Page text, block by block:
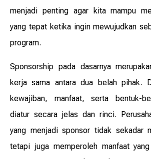
menjadi penting agar kita mampu
yang tepat ketika ingin mewujudkan
program.
Sponsorship pada dasarnya
kerja sama antara dua belah pihak.
kewajiban, manfaat, serta bentuk-
diatur secara jelas dan rinci.
yang menjadi sponsor tidak sekadar
tetapi juga memperoleh manfaat